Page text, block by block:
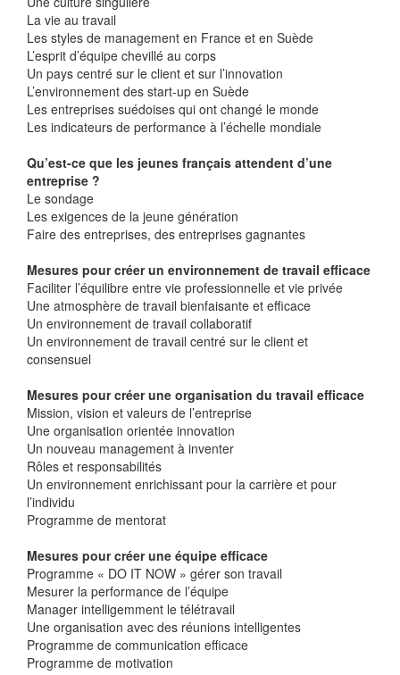
La vie au travail
Les styles de management en France et en Suède
L’esprit d’équipe chevillé au corps
Un pays centré sur le client et sur l’innovation
L’environnement des start-up en Suède
Les entreprises suédoises qui ont changé le monde
Les indicateurs de performance à l’échelle mondiale
Qu’est-ce que les jeunes français attendent d’une
entreprise ?
Le sondage
Les exigences de la jeune génération
Faire des entreprises, des entreprises gagnantes
Mesures pour créer un environnement de travail efficace
Faciliter l’équilibre entre vie professionnelle et vie privée
Une atmosphère de travail bienfaisante et efficace
Un environnement de travail collaboratif
Un environnement de travail centré sur le client et
consensuel
Mesures pour créer une organisation du travail efficace
Mission, vision et valeurs de l’entreprise
Une organisation orientée innovation
Un nouveau management à inventer
Rôles et responsabilités
Un environnement enrichissant pour la carrière et pour
l’individu
Programme de mentorat
Mesures pour créer une équipe efficace
Programme « DO IT NOW » gérer son travail
Mesurer la performance de l’équipe
Manager intelligemment le télétravail
Une organisation avec des réunions intelligentes
Programme de communication efficace
Programme de motivation